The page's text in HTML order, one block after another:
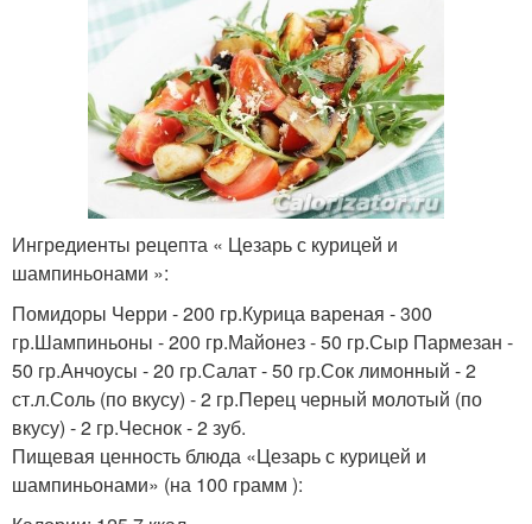
Ингредиенты рецепта « Цезарь с курицей и
шампиньонами »:
Помидоры Черри - 200 гр.Курица вареная - 300
гр.Шампиньоны - 200 гр.Майонез - 50 гр.Сыр Пармезан -
50 гр.Анчоусы - 20 гр.Салат - 50 гр.Сок лимонный - 2
ст.л.Соль (по вкусу) - 2 гр.Перец черный молотый (по
вкусу) - 2 гр.Чеснок - 2 зуб.
Пищевая ценность блюда «Цезарь с курицей и
шампиньонами» (на 100 грамм ):